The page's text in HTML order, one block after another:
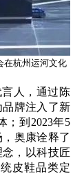
在杭州运河文化
人，通过陈
牌注入了新
；到2023年5
奥康诠释了
，以科技匠
皮鞋品类定